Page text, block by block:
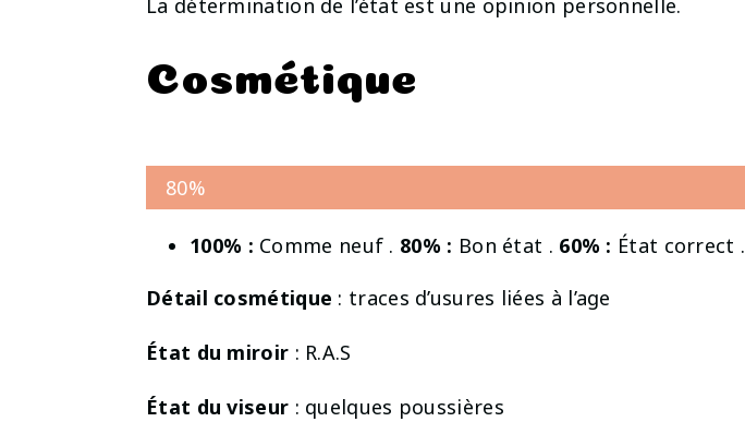
La détermination de l’état est une opinion personnelle.
Cosmétique
80%
100% : Comme neuf . 80% : Bon état . 60% : État correct .
Détail cosmétique : traces d’usures liées à l’age
État du miroir : R.A.S
État du viseur : quelques poussières